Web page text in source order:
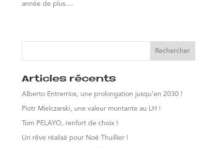
année de plus....
Articles récents
Alberto Entrerríos, une prolongation jusqu’en 2030 !
Piotr Mielczarski, une valeur montante au LH !
Tom PELAYO, renfort de choix !
Un rêve réalisé pour Noé Thuillier !